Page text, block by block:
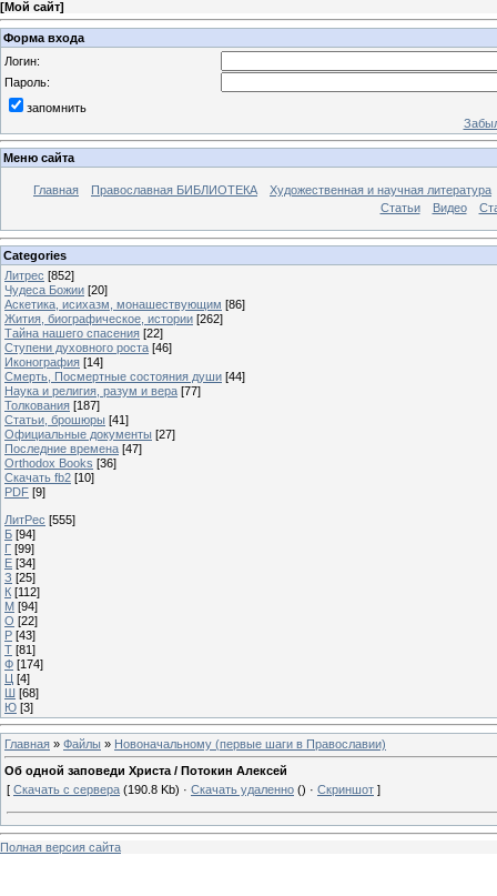
[Мой сайт]
Форма входа
Логин:
Пароль:
запомнить
Меню сайта
Главная Православная БИБЛИОТЕКА
Художественная и научная литература
Статьи
Видео
Categories
Литрес [852]
Чудеса Божии [20]
Аскетика, исихазм, монашествующим [86]
Жития, биографическое, истории [262]
Тайна нашего спасения [22]
Ступени духовного роста [46]
Иконография [14]
Смерть, Посмертные состояния души [44]
Наука и религия, разум и вера [77]
Толкования [187]
Статьи, брошюры [41]
Официальные документы [27]
Последние времена [47]
Orthodox Books [36]
Скачать fb2 [10]
PDF [9]
ЛитРес [555]
Б [94]
Г [99]
Е [34]
З [25]
К [112]
М [94]
О [22]
Р [43]
Т [81]
Ф [174]
Ц [4]
Ш [68]
Ю [3]
Главная » Файлы » Новоначальному (первые шаги в Православии)
Об одной заповеди Христа / Потокин Алексей
[ Скачать с сервера (190.8 Kb) · Скачать удаленно () · Скриншот ]
Полная версия сайта